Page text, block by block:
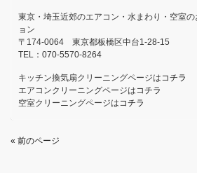
東京・埼玉近郊のエアコン・水まわり・空室
ョン
〒174-0064 東京都板橋区中台1-28-15
TEL：070-5570-8264
キッチン換気扇クリーニングページはコチラ
エアコンクリーニングページはコチラ
空室クリーニングページはコチラ
« 前のページ